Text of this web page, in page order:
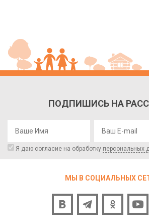
ПОДПИШИСЬ НА
Я даю согласие на обработку персональных
МЫ В СОЦИАЛЬНЫХ